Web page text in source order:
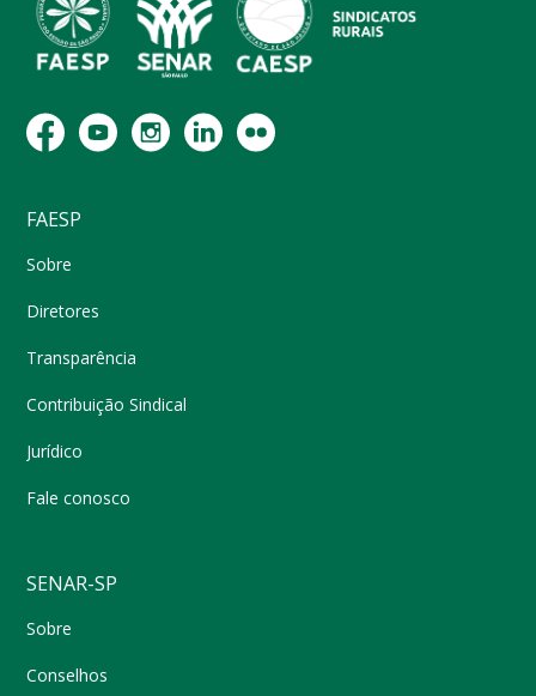
FAESP
Sobre
Diretores
Transparência
Contribuição Sindical
Jurídico
Fale conosco
SENAR-SP
Sobre
Conselhos